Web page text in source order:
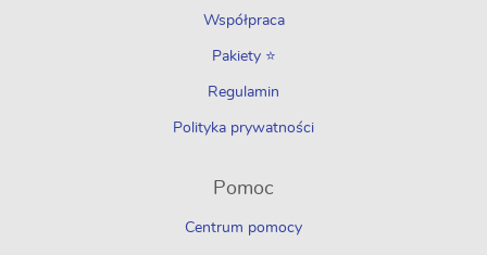
Współpraca
Pakiety ⭐
Regulamin
Polityka prywatności
Pomoc
Centrum pomocy